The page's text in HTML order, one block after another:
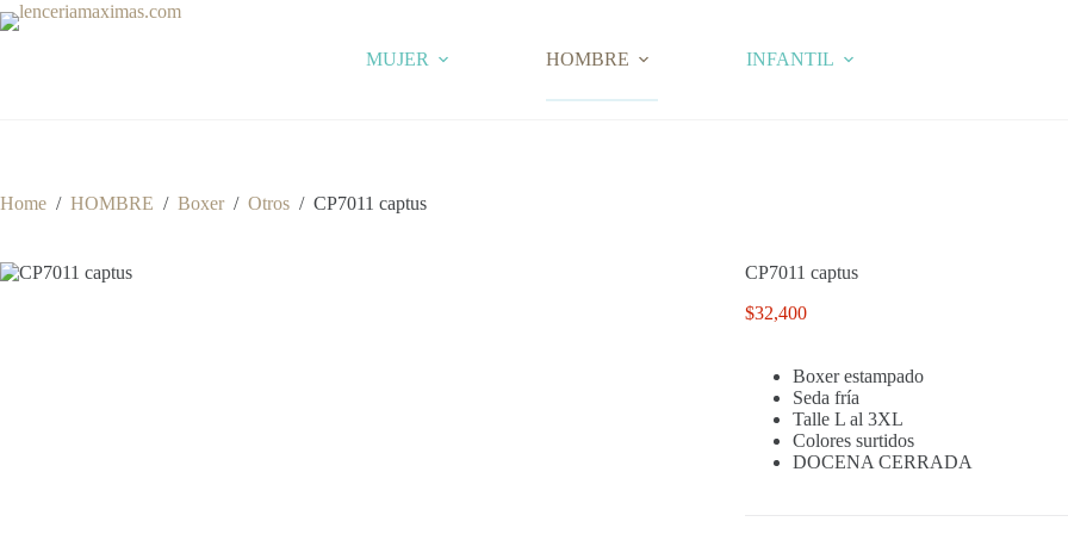
Skip
to
MUJER HOMBRE INFANTIL
Home / HOMBRE / Boxer / Otros / CP7011 captus
CP7011 captus
$32,400
Boxer estampado
Seda fría
Talle L al 3XL
Colores surtidos
DOCENA CERRADA